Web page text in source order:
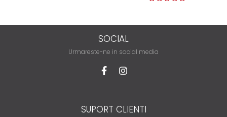
SOCIAL
Urmareste-ne in social media
SUPORT CLIENTI